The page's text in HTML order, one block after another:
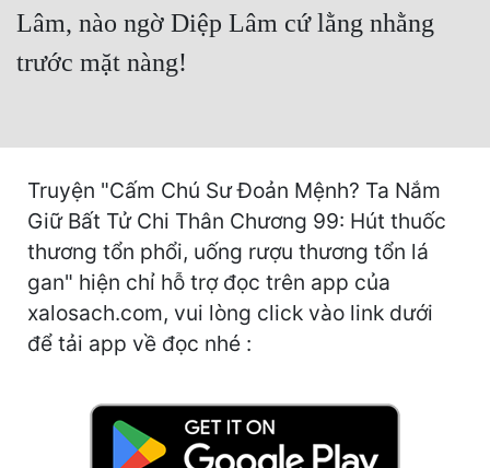
Cổ Tiên Hiệp
Dã Sử
Dị Giới
Gia Đấu
Góc Nhìn Nam
Lâm, nào ngờ Diệp Lâm cứ lằng nhằng
trước mặt nàng!
Truyện "Cấm Chú Sư Đoản Mệnh? Ta Nắm
Giữ Bất Tử Chi Thân Chương 99: Hút thuốc
thương tổn phổi, uống rượu thương tổn lá
gan" hiện chỉ hỗ trợ đọc trên app của
xalosach.com, vui lòng click vào link dưới
để tải app về đọc nhé :